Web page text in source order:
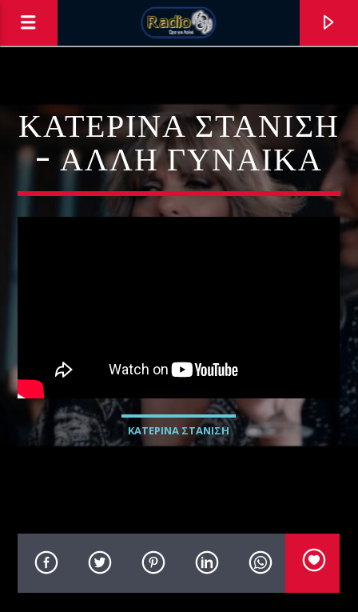
0:00
Radio69 Live
ΚΑΤΕΡΊΝΑ ΣΤΑΝΊΣΗ
– ΆΛΛΗ ΓΥΝΑΊΚΑ
ΚΑΤΕΡΙΝΑ ΣΤΑΝΙΣΗ